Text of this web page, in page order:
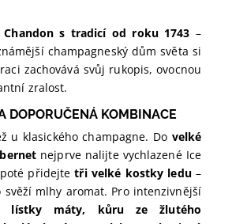
s tradicí od roku 1743 –
champagneský dům světa si
zachovává svůj rukopis, ovocnou
zralost.
DOPORUČENÁ KOMBINACE
u klasického champagne. Do velké
nejprve nalijte vychlazené Ice
přidejtetři velké kostky ledu–
svěží mlhy aromat. Pro intenzivnější
lístky máty, kůru ze žlutého